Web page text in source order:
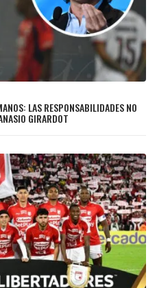
LAS RESPONSABILIDADES NO
GIRARDOT